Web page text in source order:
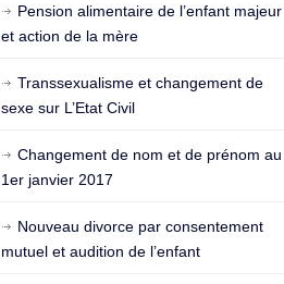
Pension alimentaire de l’enfant majeur
et action de la mère
Transsexualisme et changement de
sexe sur L’Etat Civil
Changement de nom et de prénom au
1er janvier 2017
Nouveau divorce par consentement
mutuel et audition de l’enfant